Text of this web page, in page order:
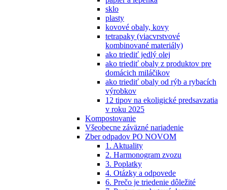
sklo
plasty
kovové obaly, kovy
tetrapaky (viacvrstvové
kombinované materiály)
ako triediť jedlý olej
ako triediť obaly z produktov pre
domácich miláčikov
ako triediť obaly od rýb a rybacích
výrobkov
12 tipov na ekoligické predsavzatia
v roku 2025
Kompostovanie
Všeobecne záväzné nariadenie
Zber odpadov PO NOVOM
1. Aktuality
2. Harmonogram zvozu
3. Poplatky
4. Otázky a odpovede
6. Prečo je triedenie dôležité